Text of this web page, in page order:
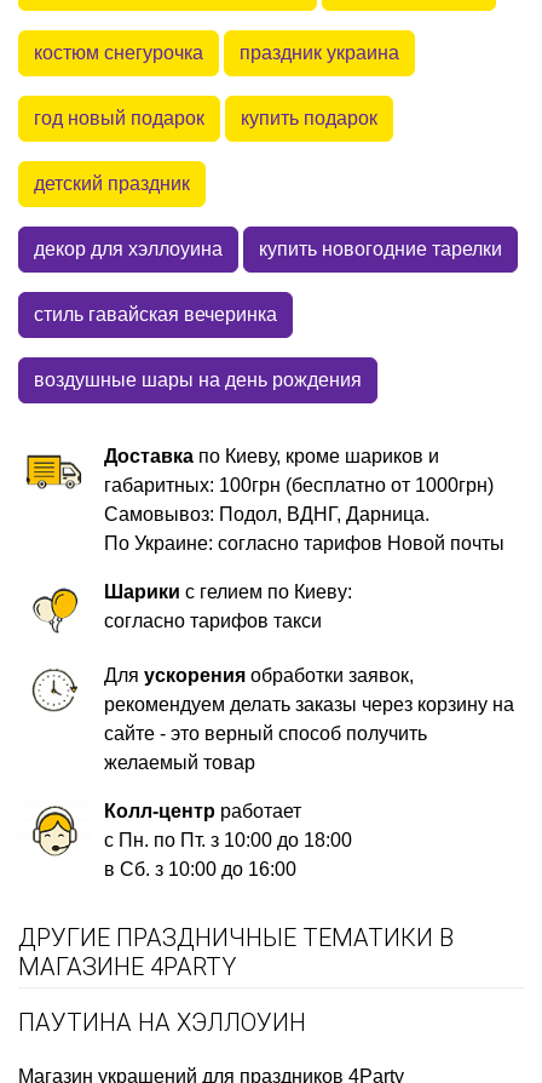
костюм снегурочка праздник украина
год новый подарок купить подарок
детский праздник
декор для хэллоуина купить новогодние тарелки
стиль гавайская вечеринка
воздушные шары на день рождения
Доставка по Киеву, кроме шариков и
габаритных: 100грн (бесплатно от 1000грн)
Самовывоз: Подол, ВДНГ, Дарница.
По Украине: согласно тарифов Новой почты
Шарики с гелием по Киеву:
согласно тарифов такси
Дляускорения обработки заявок,
рекомендуем делать заказы через корзину на
сайте - это верный способ получить
желаемый товар
Колл-центр работает
с Пн. по Пт. з 10:00 до 18:00
в Сб. з 10:00 до 16:00
ДРУГИЕ ПРАЗДНИЧНЫЕ ТЕМАТИКИ В
МАГАЗИНЕ 4PARTY
ПАУТИНА НА ХЭЛЛОУИН
Магазин украшений для праздников 4Party